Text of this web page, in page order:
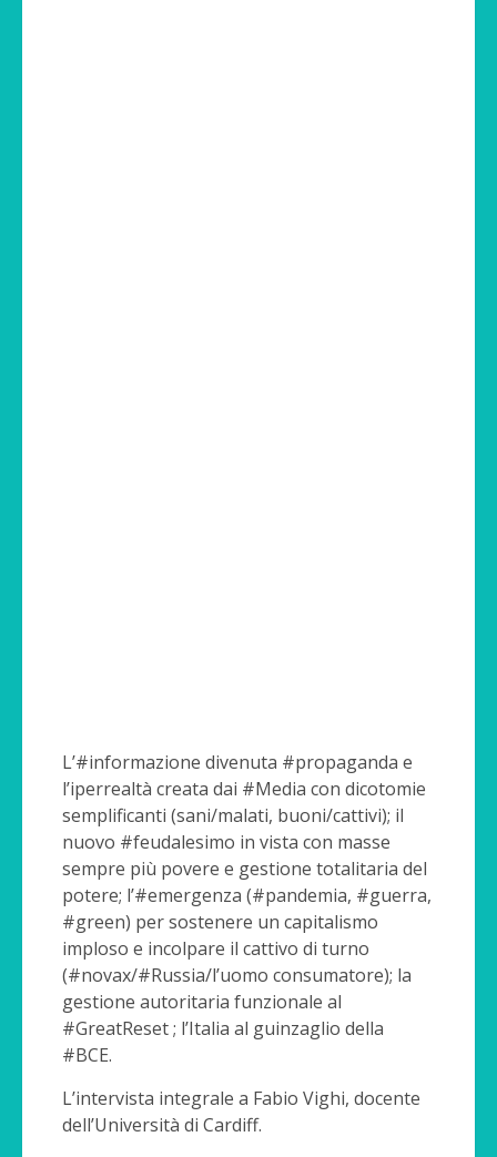
L’#informazione divenuta #propaganda e
l’iperrealtà creata dai #Media con dicotomie
semplificanti (sani/malati, buoni/cattivi); il
nuovo #feudalesimo in vista con masse
sempre più povere e gestione totalitaria del
potere; l’#emergenza (#pandemia, #guerra,
#green) per sostenere un capitalismo
imploso e incolpare il cattivo di turno
(#novax/#Russia/l’uomo consumatore); la
gestione autoritaria funzionale al
#GreatReset ; l’Italia al guinzaglio della
#BCE.
L’intervista integrale a Fabio Vighi, docente
dell’Università di Cardiff.